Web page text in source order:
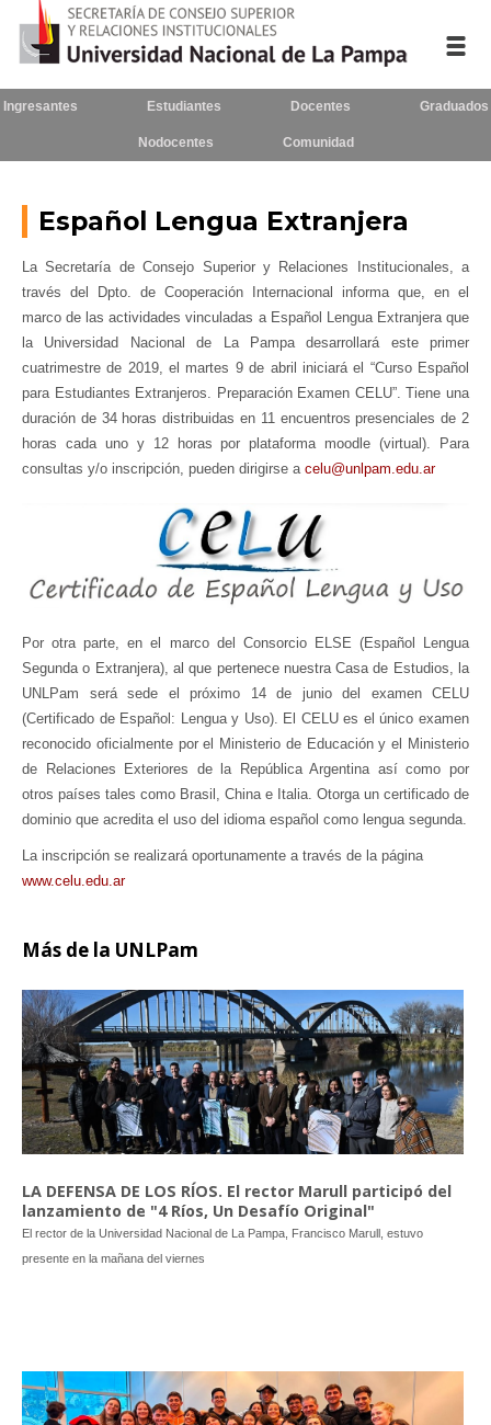
Consejo Superior
Rectorado / Secretarías
Facultades
Contacto
Seguínosen:
Ingresantes Estudiantes Docentes Graduados
Nodocentes Comunidad
Español Lengua Extranjera
La Secretaría de Consejo Superior y Relaciones Institucionales, a
través del Dpto. de Cooperación Internacional informa que, en el
marco de las actividades vinculadas a Español Lengua Extranjera que
la Universidad Nacional de La Pampa desarrollará este primer
cuatrimestre de 2019, el martes 9 de abril iniciará el “Curso Español
para Estudiantes Extranjeros. Preparación Examen CELU”. Tiene una
duración de 34 horas distribuidas en 11 encuentros presenciales de 2
horas cada uno y 12 horas por plataforma moodle (virtual). Para
consultas y/o inscripción, pueden dirigirse a celu@unlpam.edu.ar
Por otra parte, en el marco del Consorcio ELSE (Español Lengua
Segunda o Extranjera), al que pertenece nuestra Casa de Estudios, la
UNLPam será sede el próximo 14 de junio del examen CELU
(Certificado de Español: Lengua y Uso). El CELU es el único examen
reconocido oficialmente por el Ministerio de Educación y el Ministerio
de Relaciones Exteriores de la República Argentina así como por
otros países tales como Brasil, China e Italia. Otorga un certificado de
dominio que acredita el uso del idioma español como lengua segunda.
La inscripción se realizará oportunamente a través de la página
www.celu.edu.ar
Más de la UNLPam
LA DEFENSA DE LOS RÍOS. El rector Marull participó del
lanzamiento de "4 Ríos, Un Desafío Original"
El rector de la Universidad Nacional de La Pampa, Francisco Marull, estuvo
presente en la mañana del viernes